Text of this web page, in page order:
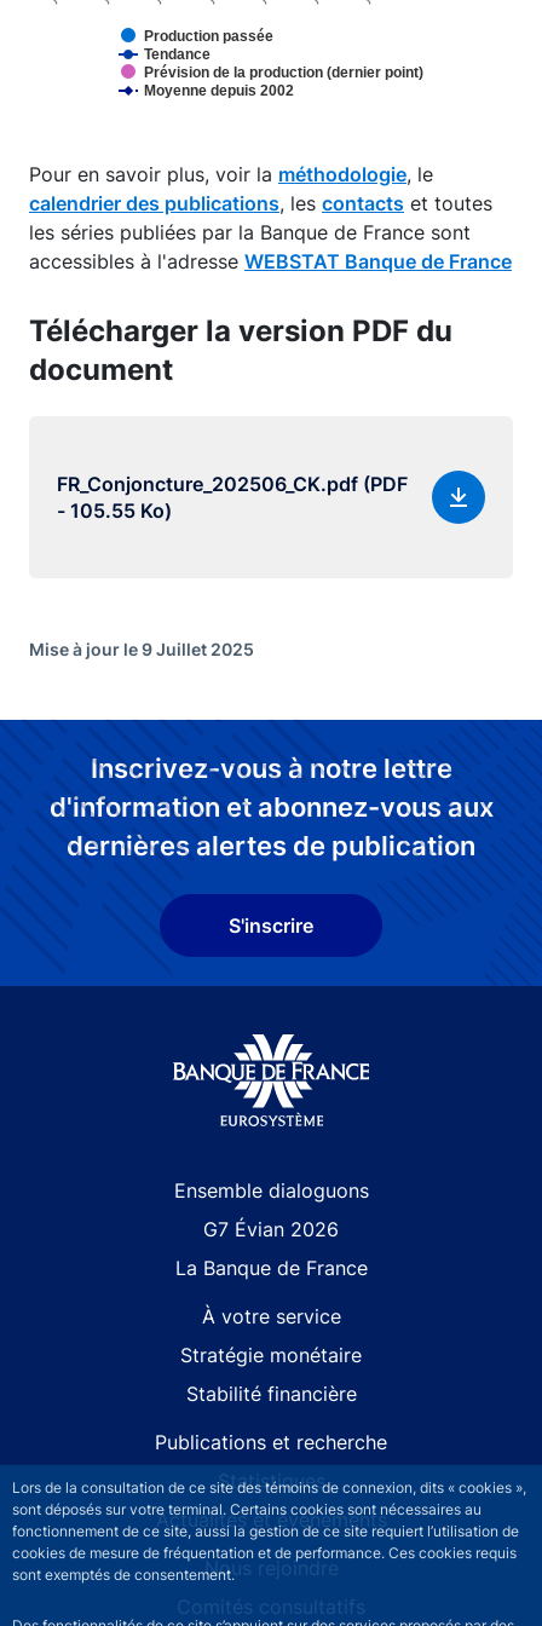
Lors de la consultation de ce site des témoins de connexion, dits « cookies »,
sont déposés sur votre terminal. Certains cookies sont nécessaires au
fonctionnement de ce site, aussi la gestion de ce site requiert l’utilisation de
cookies de mesure de fréquentation et de performance. Ces cookies requis
sont exemptés de consentement.
Production passée
Tendance
Prévision de la production (dernier point)
Moyenne depuis 2002
Pour en savoir plus, voir la méthodologie, le
calendrier des publications, les contacts et toutes
les séries publiées par la Banque de France sont
accessibles à l'adresse WEBSTAT Banque de France
Télécharger la version PDF du
document
FR_Conjoncture_202506_CK.pdf (PDF
- 105.55 Ko)
Mise à jour le 9 Juillet 2025
Inscrivez-vous à notre lettre
d'information et abonnez-vous aux
dernières alertes de publication
S'inscrire
Ensemble dialoguons
G7 Évian 2026
La Banque de France
À votre service
Stratégie monétaire
Stabilité financière
Publications et recherche
Statistiques
Actualités et événements
Nous rejoindre
Comités consultatifs